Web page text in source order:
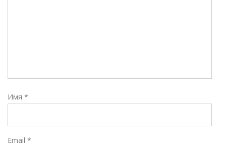
Имя *
Email *